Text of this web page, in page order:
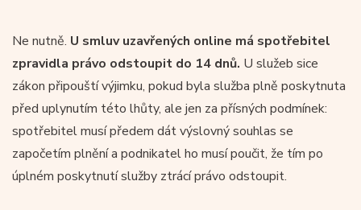
Ne nutně. U smluv uzavřených online má spotřebitel
zpravidla právo odstoupit do 14 dnů. U služeb sice
zákon připouští výjimku, pokud byla služba plně poskytnuta
před uplynutím této lhůty, ale jen za přísných podmínek:
spotřebitel musí předem dát výslovný souhlas se
započetím plnění a podnikatel ho musí poučit, že tím po
úplném poskytnutí služby ztrácí právo odstoupit.